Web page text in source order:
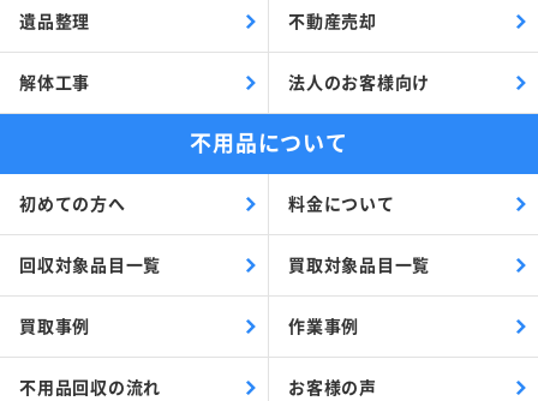
遺品整理 不動産売却
解体工事 法人のお客様向け
不用品について
初めての方へ 料金について
回収対象品目一覧 買取対象品目一覧
買取事例 作業事例
不用品回収の流れ お客様の声